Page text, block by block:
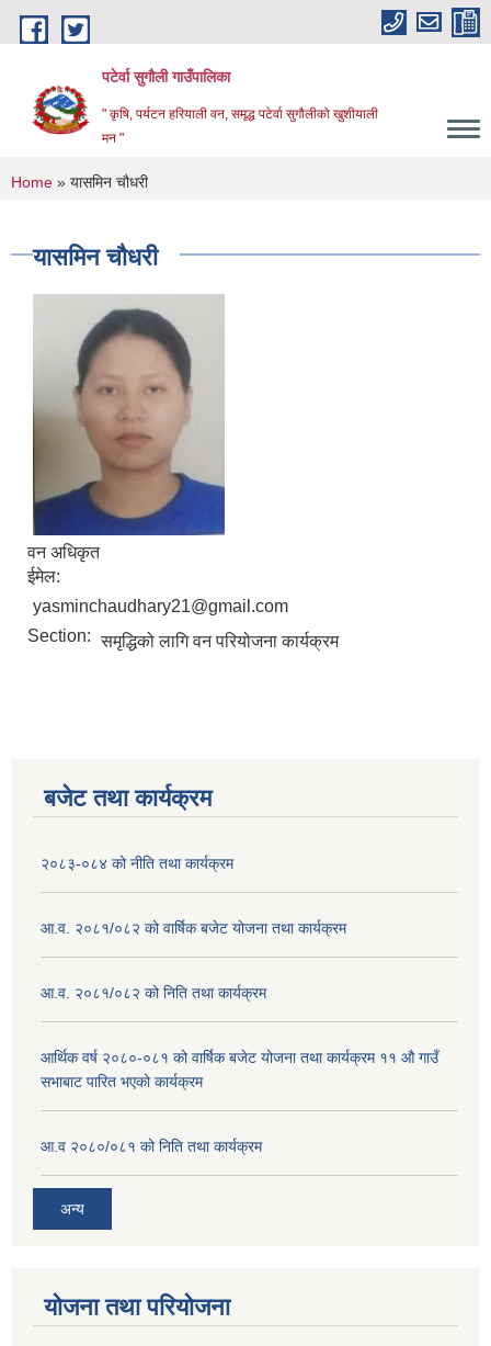
Skip to main content
पटेर्वा सुगौली गाउँपालिका
" कृषि, पर्यटन हरियाली वन, समृद्ध पटेर्वा सुगौलीको खुशीयाली
मन "
You are here
Home » यासमिन चौधरी
यासमिन चौधरी
वन अधिकृत
ईमेल:
yasminchaudhary21@gmail.com
Section: समृद्धिको लागि वन परियोजना कार्यक्रम
बजेट तथा कार्यक्रम
२०८३-०८४ को नीति तथा कार्यक्रम
आ.व. २०८१/०८२ को वार्षिक बजेट योजना तथा कार्यक्रम
आ.व. २०८१/०८२ को निति तथा कार्यक्रम
आर्थिक वर्ष २०८०-०८१ को वार्षिक बजेट योजना तथा कार्यक्रम ११ औ गाउँ
सभाबाट पारित भएको कार्यक्रम
आ.व २०८०/०८१ को निति तथा कार्यक्रम
अन्य
योजना तथा परियोजना